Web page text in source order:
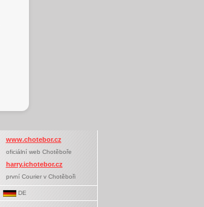
www.chotebor.cz
oficiální web Chotěboře
harry.ichotebor.cz
první Courier v Chotěboři
DE